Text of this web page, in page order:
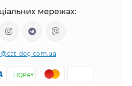
мережах:
dog.com.ua